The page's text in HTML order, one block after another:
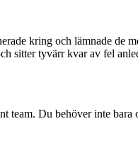
kring och lämnade de
sitter tyvärr kvar av fel
team. Du behöver inte